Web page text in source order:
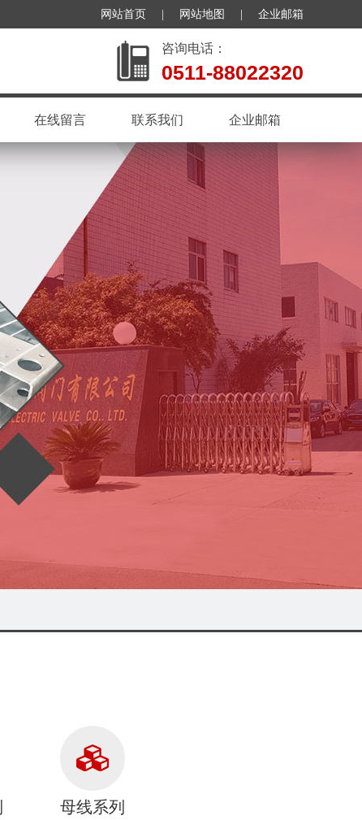
网站首页 网站地图 企业邮箱
咨询电话：
0511-88022320
在线留言 联系我们 企业邮箱
母线系列